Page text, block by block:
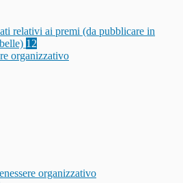
relativi ai premi (da pubblicare in
12
organizzativo
organizzativo